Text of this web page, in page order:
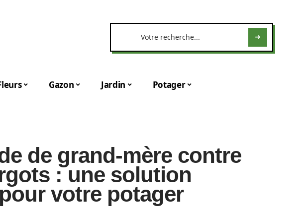
Gazon Jardin Potager
de grand-mère contre
: une solution
votre potager